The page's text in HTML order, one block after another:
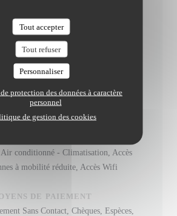
Tout accepter
Tout refuser
Personnaliser
protection des données à caractère
personnel
de gestion des cookies
PRATIQUES
CUISINE
Fait maison, Produits frais
DE RESTAURANT
Bistronomique
conditionné - Climatisation, Accès
à mobilité réduite, Accès Wifi
DE PAIEMENT
Sans Contact, Chèques, Espèces,